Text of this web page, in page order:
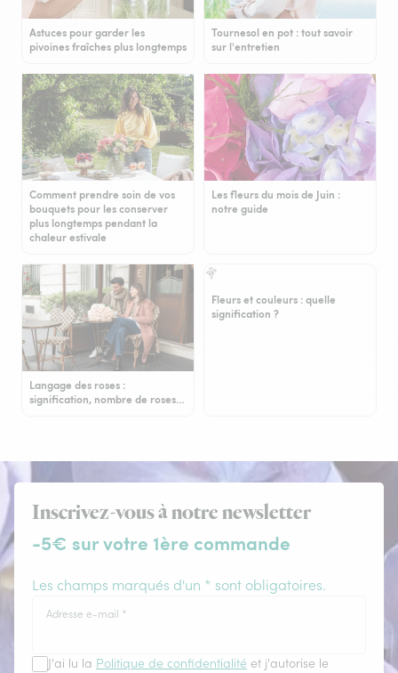
Astuces pour garder les
pivoines fraîches plus longtemps
Tournesol en pot : tout savoir
sur l'entretien
Comment prendre soin de vos
bouquets pour les conserver
plus longtemps pendant la
chaleur estivale
Les fleurs du mois de Juin :
notre guide
Langage des roses :
signification, nombre de roses…
Fleurs et couleurs : quelle
signification ?
Inscrivez-vous à notre newsletter
-5€ sur votre 1ère commande
Les champs marqués d'un * sont obligatoires.
Adresse e-mail *
J'ai lu la Politique de confidentialité et j'autorise le